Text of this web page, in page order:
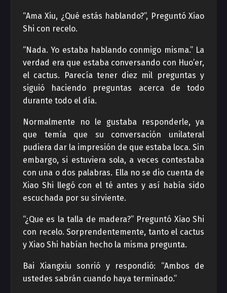
“Ama Xiu, ¿Qué estás hablando?”, Preguntó Xiao
Shi con recelo.
“Nada. Yo estaba hablando conmigo misma.” La
verdad era que estaba conversando con Huo’er,
el cactus. Parecía tener diez mil preguntas y
siguió haciendo preguntas acerca de todo
durante todo el día.
Normalmente no le gustaba responderle, ya
que temía que su conversación unilateral
pudiera dar la impresión de que estaba loca. Sin
embargo, si estuviera sola, a veces contestaba
con una o dos palabras. Ella no se dio cuenta de
Xiao Shi llegó con el té antes y así había sido
escuchada por su sirviente.
“¿Que es la talla de madera?” Preguntó Xiao Shi
con recelo. Sorprendentemente, tanto el cactus
y Xiao Shi habían hecho la misma pregunta.
Bai Xiangxiu sonrió y respondió: “Ambos de
ustedes sabrán cuando haya terminado.”